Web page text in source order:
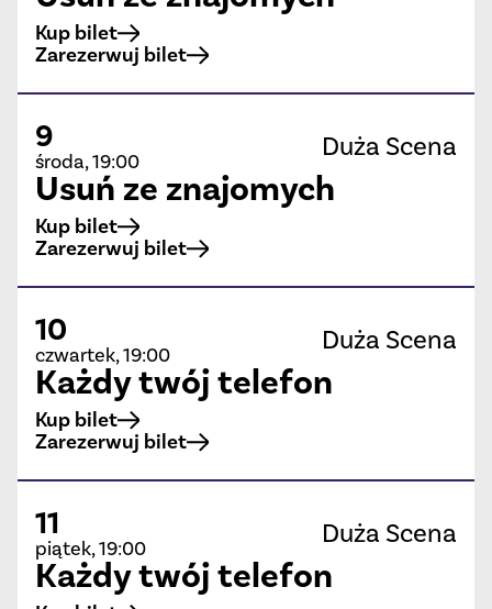
Kup bilet
Zarezerwuj bilet
9
środa, 19:00
Usuń ze znajomych
Duża Scena
Kup bilet
Zarezerwuj bilet
10
czwartek, 19:00
Każdy twój telefon
Duża Scena
Kup bilet
Zarezerwuj bilet
11
piątek, 19:00
Każdy twój telefon
Duża Scena